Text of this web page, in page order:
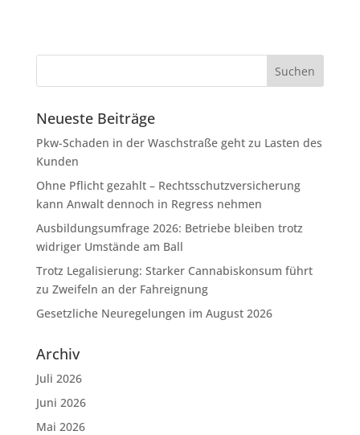
Neueste Beiträge
Pkw-Schaden in der Waschstraße geht zu Lasten des
Kunden
Ohne Pflicht gezahlt – Rechtsschutzversicherung
kann Anwalt dennoch in Regress nehmen
Ausbildungsumfrage 2026: Betriebe bleiben trotz
widriger Umstände am Ball
Trotz Legalisierung: Starker Cannabiskonsum führt
zu Zweifeln an der Fahreignung
Gesetzliche Neuregelungen im August 2026
Archiv
Juli 2026
Juni 2026
Mai 2026